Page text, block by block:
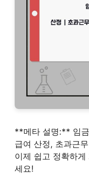
**메타 설명:** 임
급여 산정, 초과근
이제 쉽고 정확하
세요!